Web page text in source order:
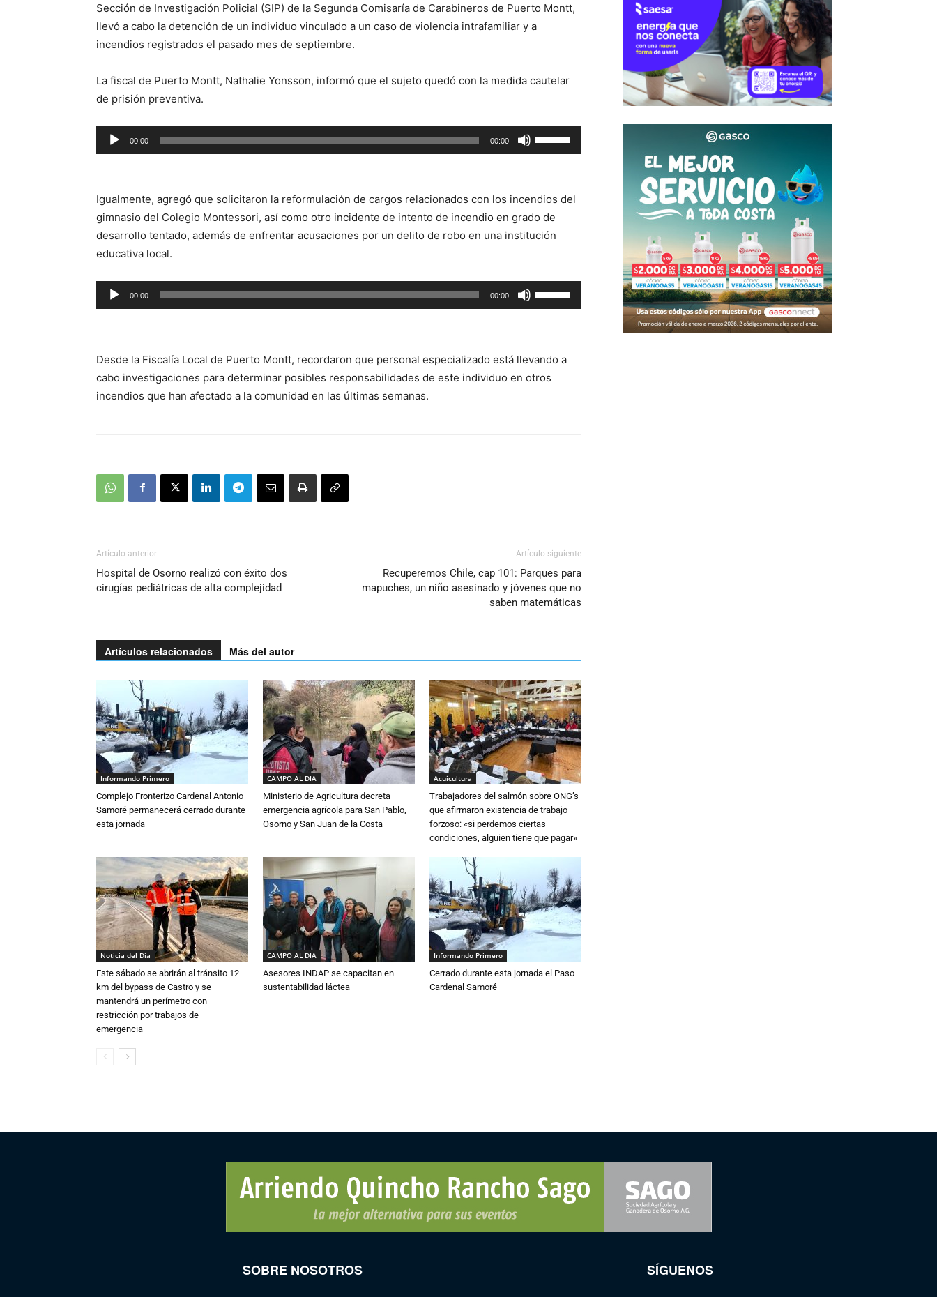
Sección de Investigación Policial (SIP) de la Segunda Comisaría de Carabineros de Puerto Montt,
llevó a cabo la detención de un individuo vinculado a un caso de violencia intrafamiliar y a
incendios registrados el pasado mes de septiembre.
La fiscal de Puerto Montt, Nathalie Yonsson, informó que el sujeto quedó con la medida cautelar
de prisión preventiva.
Reproductor
de
00:00 00:00
las
flecha
arriba/abajo
para
o
disminuir
Igualmente, agregó que solicitaron la reformulación de cargos relacionados con los incendios del
gimnasio del Colegio Montessori, así como otro incidente de intento de incendio en grado de
desarrollo tentado, además de enfrentar acusaciones por un delito de robo en una institución
educativa local.
Reproductor
de
00:00 00:00
las
flecha
arriba/abajo
Desde la Fiscalía Local de Puerto Montt, recordaron que personal especializado está llevando a
cabo investigaciones para determinar posibles responsabilidades de este individuo en otros
incendios que han afectado a la comunidad en las últimas semanas.
Artículo anterior
Hospital de Osorno realizó con éxito dos
cirugías pediátricas de alta complejidad
Artículo siguiente
Recuperemos Chile, cap 101: Parques para
mapuches, un niño asesinado y jóvenes que no
saben matemáticas
Artículos relacionados Más del autor
Informando Primero
Complejo Fronterizo Cardenal Antonio
Samoré permanecerá cerrado durante
esta jornada
CAMPO AL DIA
Ministerio de Agricultura decreta
emergencia agrícola para San Pablo,
Osorno y San Juan de la Costa
Acuicultura
Trabajadores del salmón sobre ONG’s
que afirmaron existencia de trabajo
forzoso: «si perdemos ciertas
condiciones, alguien tiene que pagar»
Noticia del Día
Este sábado se abrirán al tránsito 12
km del bypass de Castro y se
mantendrá un perímetro con
restricción por trabajos de
emergencia
CAMPO AL DIA
Asesores INDAP se capacitan en
sustentabilidad láctea
Informando Primero
Cerrado durante esta jornada el Paso
Cardenal Samoré
SOBRE NOSOTROS SÍGUENOS